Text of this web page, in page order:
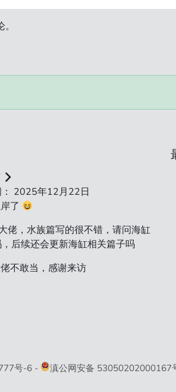
2025年12月22日
了
佬，水族篇写的很不错，请问海缸
后续还会更新海缸相关篇子吗
不敢当，感谢来访
号-6 - 滇公网安备 53050202000167